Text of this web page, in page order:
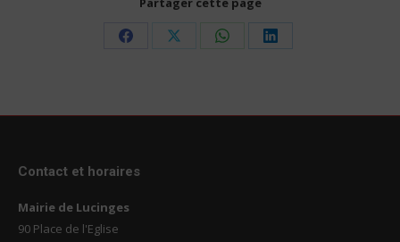
Share
Share
Share
Share
Contact et horaires
Mairie de Lucinges
90 Place de l'Eglise